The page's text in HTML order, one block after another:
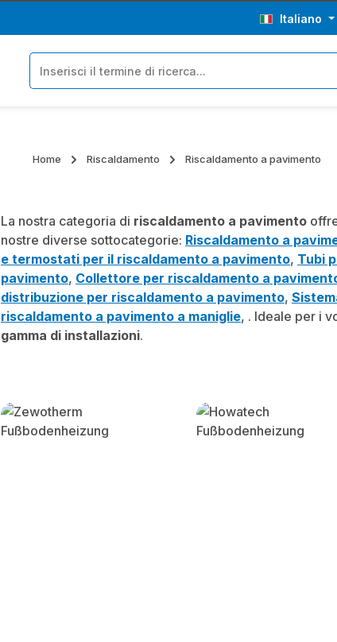
Italiano
Home Riscaldamento Riscaldamento a pavimento
La nostra categoria di riscaldamento a pavimento
nostre diverse sottocategorie: Riscaldamento a
e termostati per il riscaldamento a pavimento, Tubi
pavimento, Collettore per riscaldamento a
distribuzione per riscaldamento a pavimento,
riscaldamento a pavimento a maniglie, . Ideale per i
gamma di installazioni.
Skip category gallery